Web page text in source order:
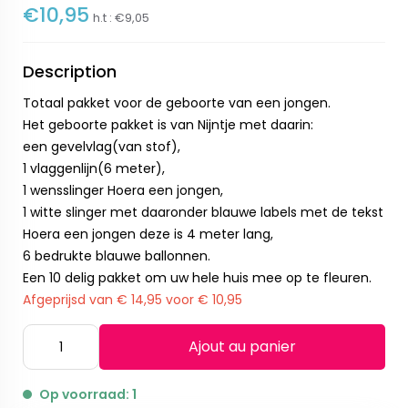
€10,95 h.t : €9,05
Description
Totaal pakket voor de geboorte van een jongen.
Het geboorte pakket is van Nijntje met daarin:
een gevelvlag(van stof),
1 vlaggenlijn(6 meter),
1 wensslinger Hoera een jongen,
1 witte slinger met daaronder blauwe labels met de tekst
Hoera een jongen deze is 4 meter lang,
6 bedrukte blauwe ballonnen.
Een 10 delig pakket om uw hele huis mee op te fleuren.
Afgeprijsd van € 14,95 voor € 10,95
Ajout au panier
Op voorraad: 1